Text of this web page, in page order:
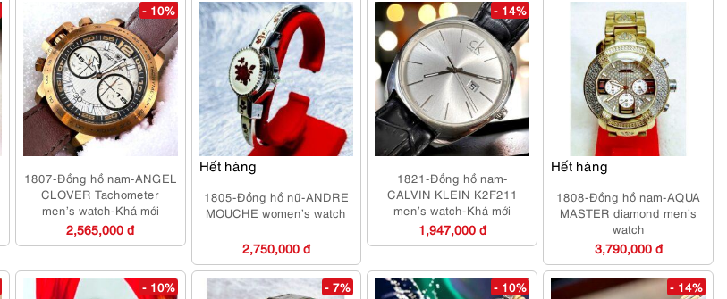
- 10%
1807-Đồng hồ nam-ANGEL
CLOVER Tachometer
men’s watch-Khá mới
2,565,000 đ
Hết hàng
1805-Đồng hồ nữ-ANDRE
MOUCHE women’s watch
2,750,000 đ
- 14%
1821-Đồng hồ nam-
CALVIN KLEIN K2F211
men’s watch-Khá mới
1,947,000 đ
Hết hàng
1808-Đồng hồ nam-AQUA
MASTER diamond men’s
watch
3,790,000 đ
- 10% - 7% - 10% - 14%